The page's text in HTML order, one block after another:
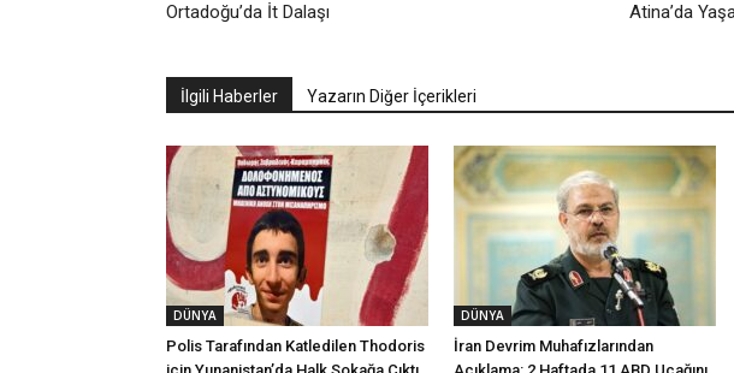
Ortadoğu’da İt Dalaşı Atina’da
İlgili Haberler Yazarın Diğer İçerikleri
DÜNYA
Polis Tarafından Katledilen Thodoris
DÜNYA
İran Devrim Muhafızlarından